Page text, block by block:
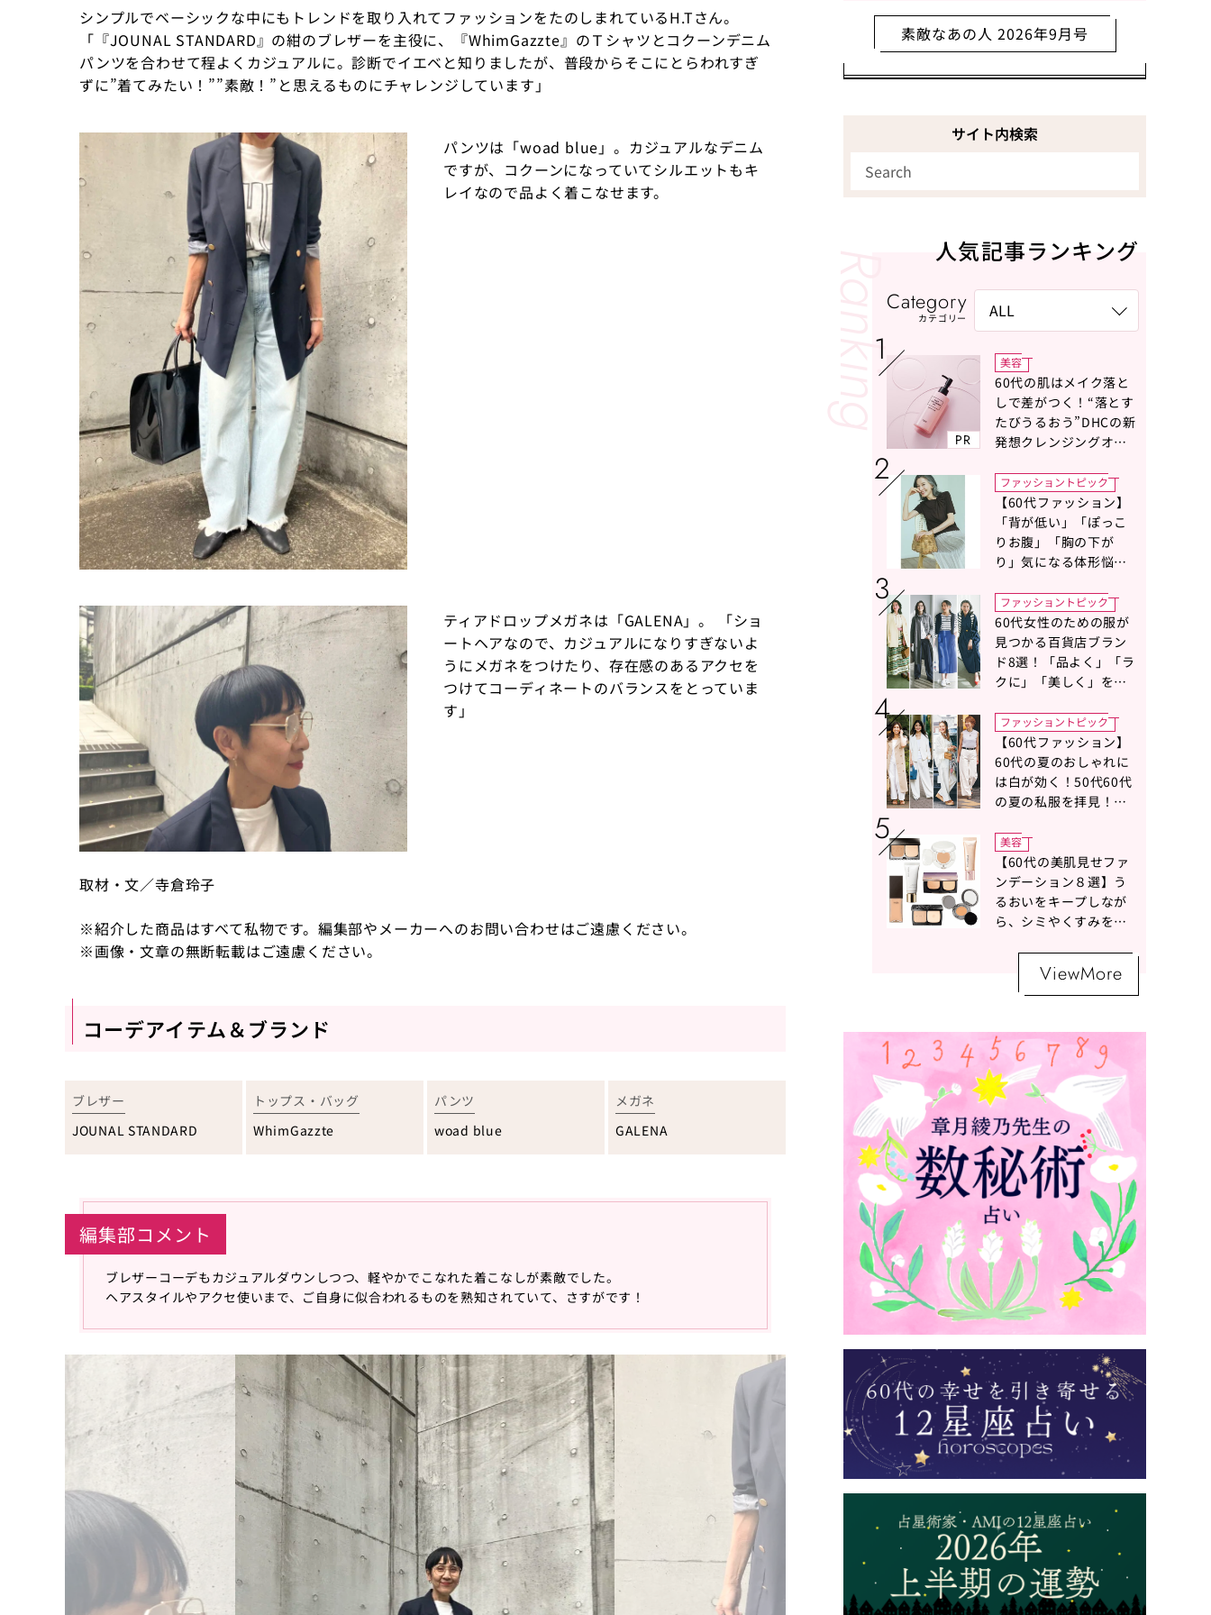
シンプルでベーシックな中にもトレンドを取り入れてファッションをたのしまれているH.Tさん。
「『JOUNAL STANDARD』の紺のブレザーを主役に、『WhimGazzte』のＴシャツとコクーンデニム
パンツを合わせて程よくカジュアルに。診断でイエベと知りましたが、普段からそこにとらわれすぎ
ずに”着てみたい！””素敵！”と思えるものにチャレンジしています」
パンツは「woad blue」。カジュアルなデニム
ですが、コクーンになっていてシルエットもキ
レイなので品よく着こなせます。
ティアドロップメガネは「GALENA」。 「ショ
ートヘアなので、カジュアルになりすぎないよ
うにメガネをつけたり、存在感のあるアクセを
つけてコーディネートのバランスをとっていま
す」
取材・文／寺倉玲子
※紹介した商品はすべて私物です。編集部やメーカーへのお問い合わせはご遠慮ください。
※画像・文章の無断転載はご遠慮ください。
コーデアイテム＆ブランド
ブレザー
JOUNAL STANDARD
トップス・バッグ
WhimGazzte
パンツ
woad blue
メガネ
GALENA
編集部コメント
ブレザーコーデもカジュアルダウンしつつ、軽やかでこなれた着こなしが素敵でした。
ヘアスタイルやアクセ使いまで、ご自身に似合われるものを熟知されていて、さすがです！
素敵なあの人 2026年9月号
サイト内検索
人気記事ランキング
Category
カテゴリー
PR
美容
60代の肌はメイク落と
しで差がつく！“落とす
たびうるおう”DHCの新
発想クレンジングオイ
ファッショントピック
【60代ファッション】
「背が低い」「ぽっこ
りお腹」「胸の下が
り」気になる体形悩み
の選び方〉をスタイリ
スト地曳いく子さんが
アドバイス！
ファッショントピック
60代女性のための服が
見つかる百貨店ブラン
ド8選！「品よく」「ラ
クに」「美しく」を叶
ファッショントピック
【60代ファッション】
60代の夏のおしゃれに
は白が効く！50代60代
の夏の私服を拝見！白
の魔術】
美容
【60代の美肌見せファ
ンデーション８選】う
るおいをキープしなが
ら、シミやくすみをナ
ViewMore